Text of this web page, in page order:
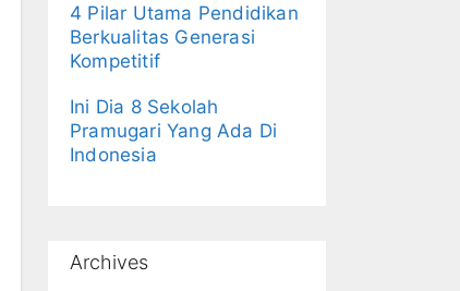
4 Pilar Utama Pendidikan
Berkualitas Generasi
Kompetitif
Ini Dia 8 Sekolah
Pramugari Yang Ada Di
Indonesia
Archives